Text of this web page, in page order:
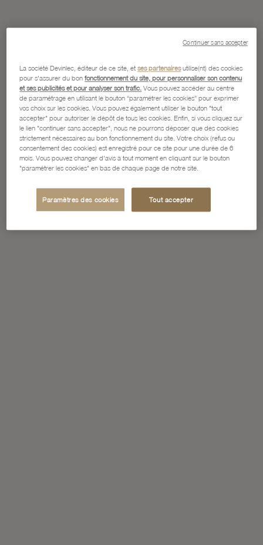
La société Devinlec, éditeur de ce site, etses partenairesutilise(nt) des cookies
pour s'assurer du bonfonctionnement du site, pour personnaliser son contenu
et ses publicités et pour analyser son trafic. Vous pouvez accéder au centre
de paramétrage en utilisant le bouton “paramétrer les cookies” pour exprimer
vos choix sur les cookies. Vous pouvez également utiliser le bouton "tout
accepter" pour autoriser le dépôt de tous les cookies. Enfin, si vous cliquez sur
le lien "continuer sans accepter", nous ne pourrons déposer que des cookies
strictement nécessaires au bon fonctionnement du site. Votre choix (refus ou
consentement des cookies) est enregistré pour ce site pour une durée de 6
mois. Vous pouvez changer d'avis à tout moment en cliquant sur le bouton
"paramétrer les cookies" en bas de chaque page de notre site.
Paramètres des cookies Tout accepter
Continuer sans accepter